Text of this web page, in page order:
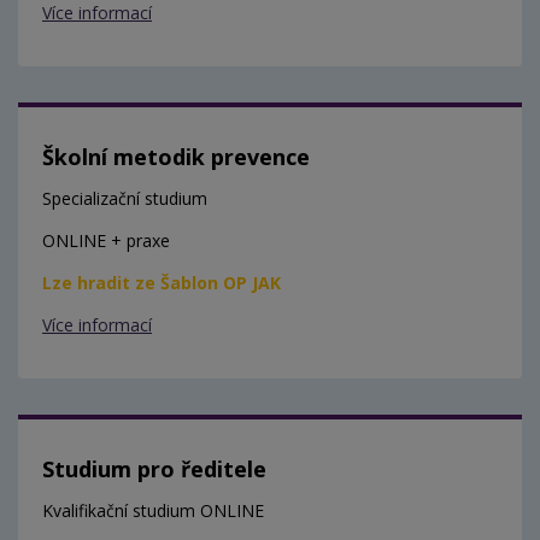
Více informací
Školní metodik prevence
Specializační studium
ONLINE + praxe
Lze hradit ze Šablon OP JAK
Více informací
Studium pro ředitele
Kvalifikační studium ONLINE